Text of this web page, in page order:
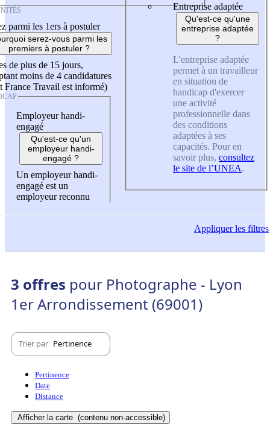
parmi les 1ers à postuler
serez-vous parmi les
premiers à postuler ?
de plus de 15 jours,
moins de 4 candidatures
France Travail est informé)
Employeur handi-
engagé
Qu'est-ce qu'un
employeur handi-
engagé ?
Un employeur handi-
engagé est un
employeur reconnu
Entreprise adaptée
Qu'est-ce qu'une
entreprise adaptée
?
L'entreprise adaptée
permet à un travailleur
en situation de
handicap d'exercer
une activité
professionnelle dans
des conditions
adaptées à ses
capacités. Pour en
savoir plus, consultez
le site de l’UNEA.
Appliquerles filtres
3 offres pour Photographe - Lyon
1er Arrondissement (69001)
Trier par Pertinence
Pertinence
Date
Distance
Afficher la carte (contenu non-accessible)